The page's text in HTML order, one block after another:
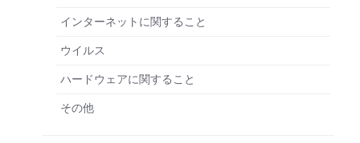
インターネットに関すること
ウイルス
ハードウェアに関すること
その他